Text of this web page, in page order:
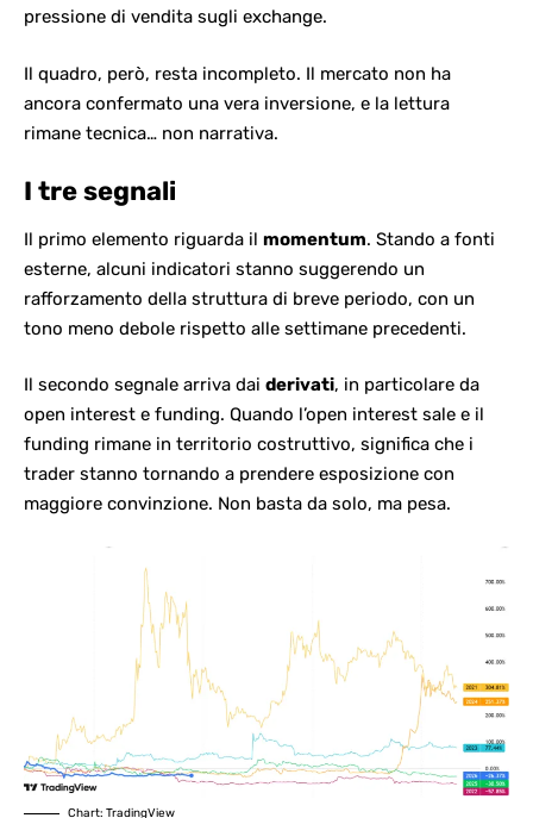
pressione di vendita sugli exchange.
Il quadro, però, resta incompleto. Il mercato non ha
ancora confermato una vera inversione, e la lettura
rimane tecnica… non narrativa.
I tre segnali
Il primo elemento riguarda il momentum. Stando a fonti
esterne, alcuni indicatori stanno suggerendo un
rafforzamento della struttura di breve periodo, con un
tono meno debole rispetto alle settimane precedenti.
Il secondo segnale arriva dai derivati, in particolare da
open interest e funding. Quando l’open interest sale e il
funding rimane in territorio costruttivo, significa che i
trader stanno tornando a prendere esposizione con
maggiore convinzione. Non basta da solo, ma pesa.
Chart: TradingView